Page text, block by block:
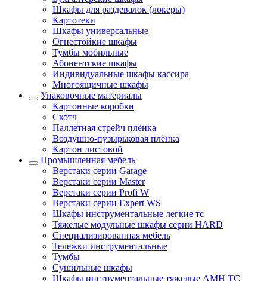
Шкафы для раздевалок (локеры)
Картотеки
Шкафы универсальные
Огнестойкие шкафы
Тумбы мобильные
Абонентские шкафы
Индивидуальные шкафы кассира
Многоящичные шкафы
Упаковочные материалы
Картонные коробки
Скотч
Паллетная стрейч плёнка
Воздушно-пузырьковая плёнка
Картон листовой
Промышленная мебель
Верстаки серии Garage
Верстаки серии Master
Верстаки серии Profi W
Верстаки серии Expert WS
Шкафы инструментальные легкие тс
Тяжелые модульные шкафы серии HARD
Cпециализированная мебель
Тележки инструментальные
Тумбы
Cушильные шкафы
Шкафы инструментальные тяжелые AMH TC